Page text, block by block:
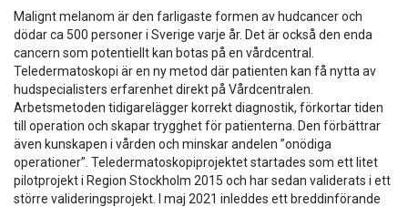
Malignt melanom är den farligaste formen av hudcancer och
dödar ca 500 personer i Sverige varje år. Det är också den enda
cancern som potentiellt kan botas på en vårdcentral.
Teledermatoskopi är en ny metod där patienten kan få nytta av
hudspecialisters erfarenhet direkt på Vårdcentralen.
Arbetsmetoden tidigarelägger korrekt diagnostik, förkortar tiden
till operation och skapar trygghet för patienterna. Den förbättrar
även kunskapen i vården och minskar andelen ”onödiga
operationer”. Teledermatoskopiprojektet startades som ett litet
pilotprojekt i Region Stockholm 2015 och har sedan validerats i ett
större valideringsprojekt. I maj 2021 inleddes ett breddinförande